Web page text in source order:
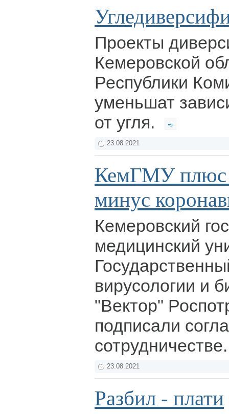
Проекты
Кемеровской
Республики
уменьшат
от угля.
23.08.2021
КемГМУ плюс
минус
Кемеровский
медицинский
вирусологии и
"Вектор"
подписали
23.08.2021
Разбил - плати